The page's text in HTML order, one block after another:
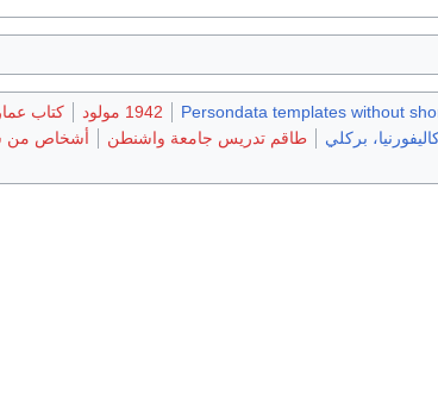
Persondata templates without 1942 مولود كتاب
بركلي طاقم تدريس جامعة واشنطن أشخاص من